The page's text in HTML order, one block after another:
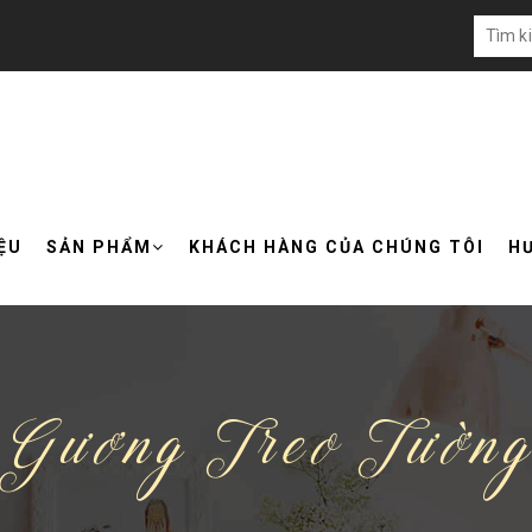
SẢN PHẨM KHÁCH HÀNG CỦA CHÚNG TÔI
Treo